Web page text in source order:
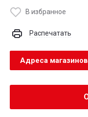
В избранное
Распечатать
Адреса магазинов